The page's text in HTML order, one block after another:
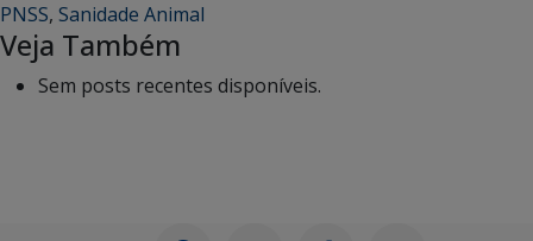
PNSS, Sanidade Animal
Veja Também
Sem posts recentes disponíveis.